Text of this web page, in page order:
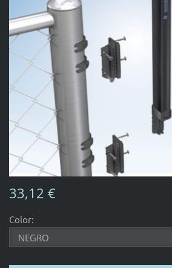
33,12 €
Color: